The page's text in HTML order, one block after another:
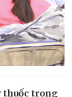
thuốc trong